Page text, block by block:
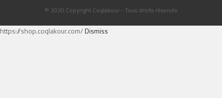
© 2020 Copyright Coqlakour - Tous droits réservés
https://shop.coqlakour.com/Dismiss